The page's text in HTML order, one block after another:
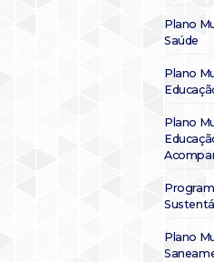
Plano
Saúde
Plano
Plano
Plano